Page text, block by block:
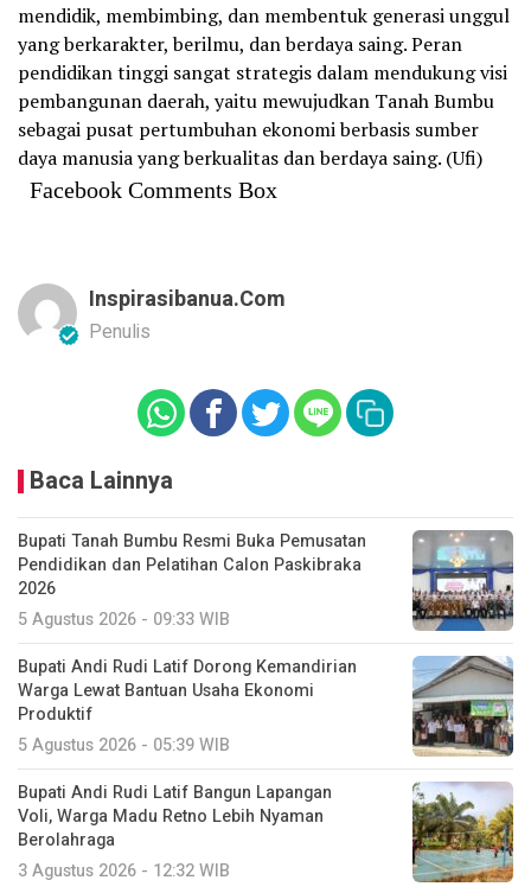
mendidik, membimbing, dan membentuk generasi unggul
yang berkarakter, berilmu, dan berdaya saing. Peran
pendidikan tinggi sangat strategis dalam mendukung visi
pembangunan daerah, yaitu mewujudkan Tanah Bumbu
sebagai pusat pertumbuhan ekonomi berbasis sumber
daya manusia yang berkualitas dan berdaya saing. (Ufi)
Facebook Comments Box
Inspirasibanua.com
Penulis
Baca Lainnya
Bupati Tanah Bumbu Resmi Buka Pemusatan
Pendidikan dan Pelatihan Calon Paskibraka
2026
5 Agustus 2026 - 09:33 WIB
Bupati Andi Rudi Latif Dorong Kemandirian
Warga Lewat Bantuan Usaha Ekonomi
Produktif
5 Agustus 2026 - 05:39 WIB
Bupati Andi Rudi Latif Bangun Lapangan
Voli, Warga Madu Retno Lebih Nyaman
Berolahraga
3 Agustus 2026 - 12:32 WIB